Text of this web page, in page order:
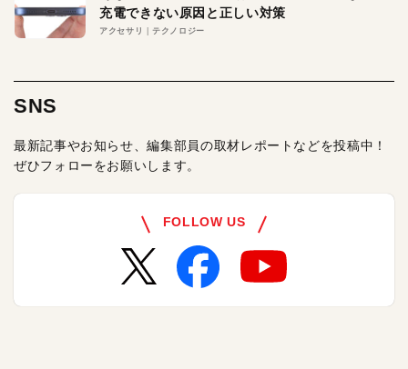
充電できない原因と正しい対策
アクセサリ テクノロジー
SNS
最新記事やお知らせ、編集部員の取材レポートなどを投稿中！
ぜひフォローをお願いします。
FOLLOW US